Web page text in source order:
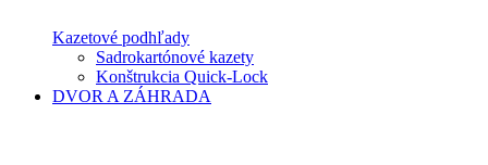
Kazetové podhľady
Sadrokartónové kazety
Konštrukcia Quick-Lock
DVOR A ZÁHRADA